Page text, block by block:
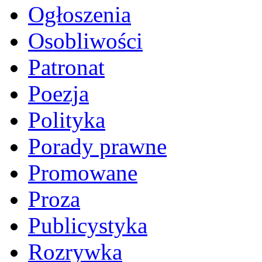
Ogłoszenia
Osobliwości
Patronat
Poezja
Polityka
Porady prawne
Promowane
Proza
Publicystyka
Rozrywka